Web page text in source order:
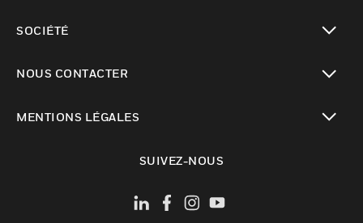
SOCIÉTÉ
NOUS CONTACTER
MENTIONS LÉGALES
SUIVEZ-NOUS